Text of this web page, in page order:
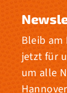
Bleib
jetzt für
um alle